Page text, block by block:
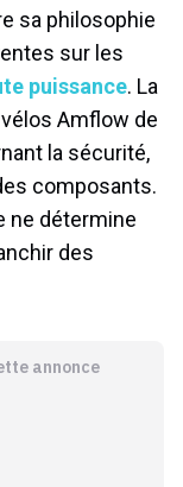
sa philosophie
sur les
puissance. La
Amflow de
la sécurité,
composants.
ne détermine
des
annonce